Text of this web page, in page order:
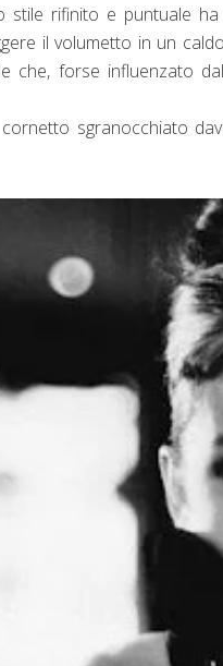
stile rifinito e puntuale
il volumetto in un
che, forse influenzato
sgranocchiato